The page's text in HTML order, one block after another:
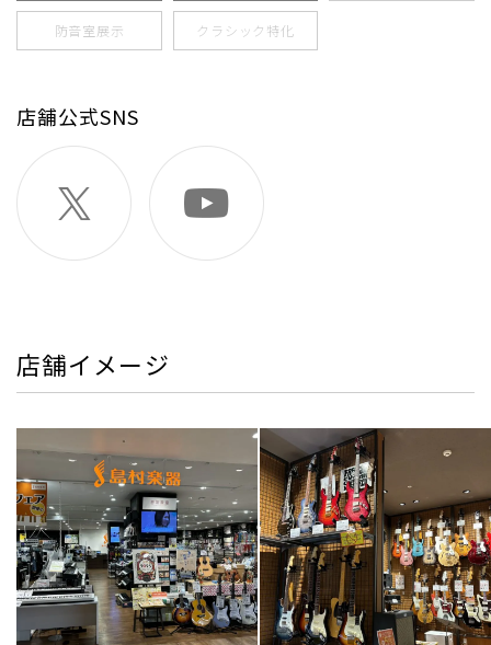
防音室展示 クラシック特化
店舗公式SNS
店舗イメージ